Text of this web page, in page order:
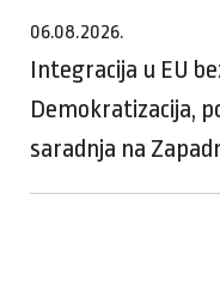
06.08.2026.
Integracija u EU
Demokratizacija,
saradnja na